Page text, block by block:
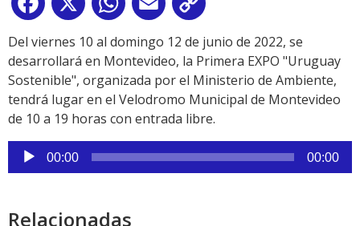
Facebook
X WhatsApp
Email
Link
Del viernes 10 al domingo 12 de junio de 2022, se
desarrollará en Montevideo, la Primera EXPO "Uruguay
Sostenible", organizada por el Ministerio de Ambiente,
tendrá lugar en el Velodromo Municipal de Montevideo
de 10 a 19 horas con entrada libre.
Reproductor
de
00:00 00:00
Relacionadas